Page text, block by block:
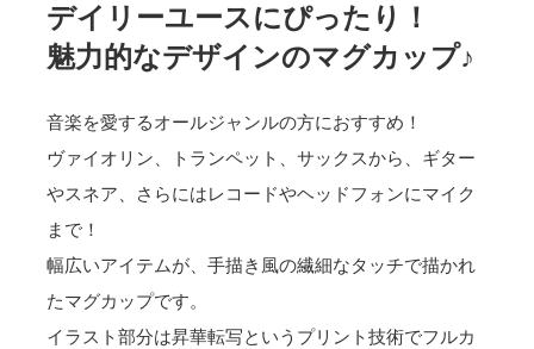
デイリーユースにぴったり！
魅力的なデザインのマグカップ♪
音楽を愛するオールジャンルの方におすすめ！
ヴァイオリン、トランペット、サックスから、ギター
やスネア、さらにはレコードやヘッドフォンにマイク
まで！
幅広いアイテムが、手描き風の繊細なタッチで描かれ
たマグカップです。
イラスト部分は昇華転写というプリント技術でフルカ